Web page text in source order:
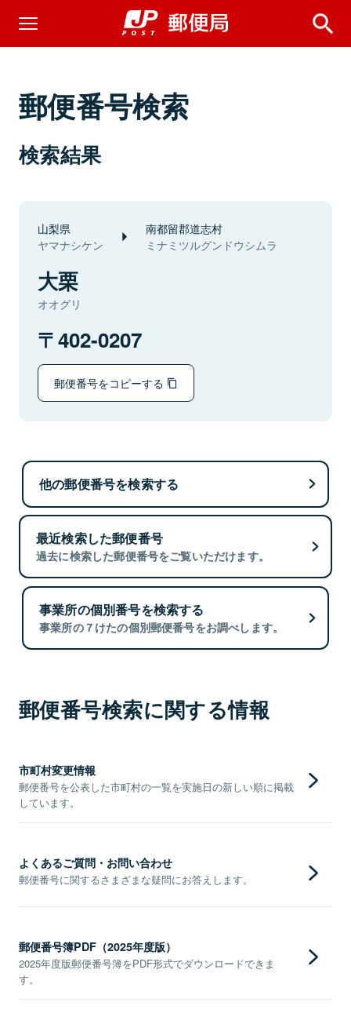
郵便番号検索
検索結果
山梨県
ヤマナシケン
南都留郡道志村
ミナミツルグンドウシムラ
大栗
オオグリ
402-0207
郵便番号をコピーする
他の郵便番号を検索する
最近検索した郵便番号
過去に検索した郵便番号をご覧いただけます。
事業所の個別番号を検索する
事業所の７けたの個別郵便番号をお調べします。
郵便番号検索に関する情報
市町村変更情報
郵便番号を公表した市町村の一覧を実施日の新しい順に掲載
しています。
よくあるご質問・お問い合わせ
郵便番号に関するさまざまな疑問にお答えします。
郵便番号簿PDF（2025年度版）
2025年度版郵便番号簿をPDF形式でダウンロードできま
す。